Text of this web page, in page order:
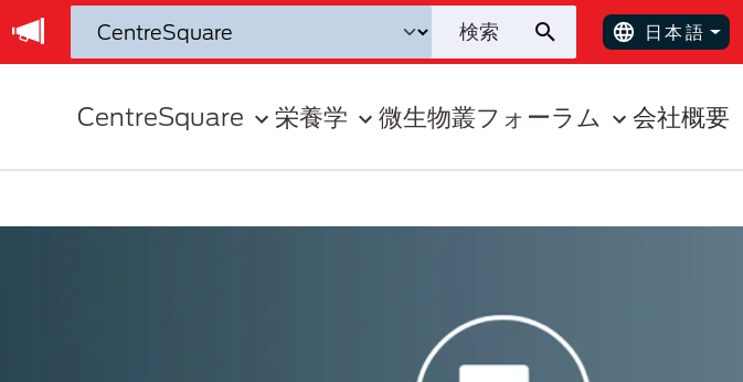
日本語
CentreSquare 栄養学 微生物叢フォーラム 会社概要